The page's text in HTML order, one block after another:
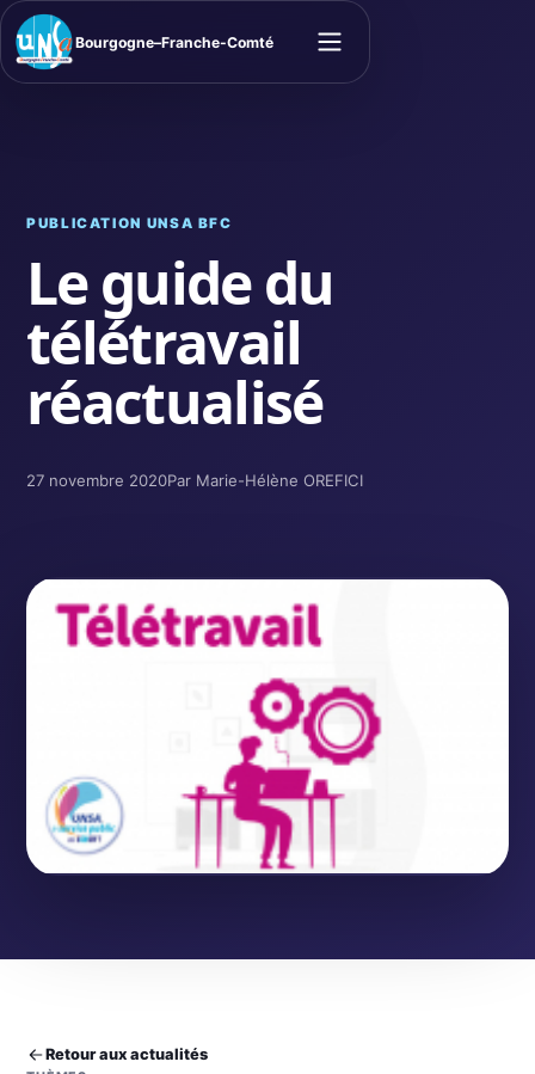
Bourgogne–Franche-Comté
Ouvrir le menu
PUBLICATION UNSA BFC
Le guide du
télétravail
réactualisé
27 novembre 2020Par Marie-Hélène OREFICI
Retour aux actualités